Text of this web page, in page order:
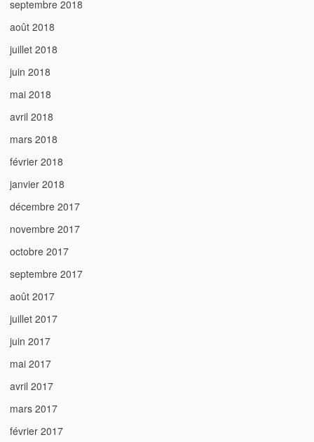
septembre 2018
août 2018
juillet 2018
juin 2018
mai 2018
avril 2018
mars 2018
février 2018
janvier 2018
décembre 2017
novembre 2017
octobre 2017
septembre 2017
août 2017
juillet 2017
juin 2017
mai 2017
avril 2017
mars 2017
février 2017